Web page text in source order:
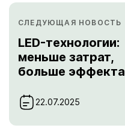
СЛЕДУЮЩАЯ НОВОСТЬ
LED-технологии:
меньше затрат,
больше эффекта
22.07.2025